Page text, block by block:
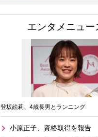
エンタメニュー
登坂絵莉、4歳長男とランニング
小原正子、資格取得を報告